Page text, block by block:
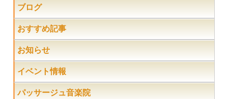
ブログ
おすすめ記事
お知らせ
イベント情報
パッサージュ音楽院